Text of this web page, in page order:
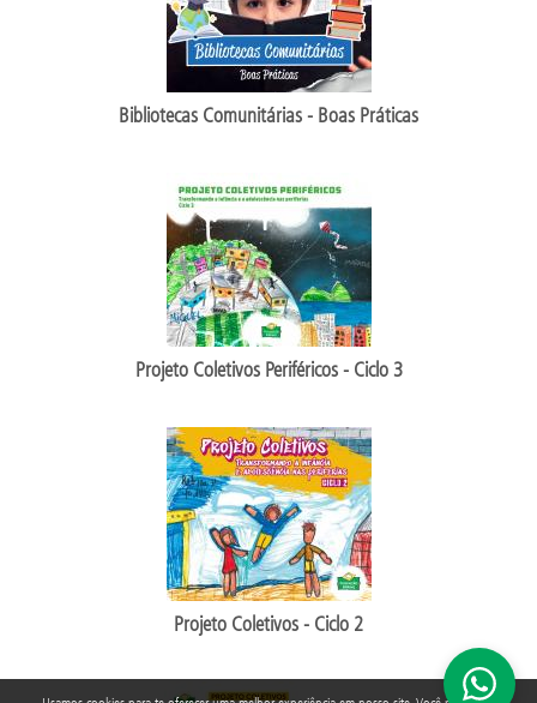
Bibliotecas Comunitárias - Boas Práticas
Projeto Coletivos Periféricos - Ciclo 3
Projeto Coletivos - Ciclo 2